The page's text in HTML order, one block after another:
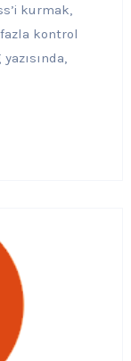
kurmak,
kontrol